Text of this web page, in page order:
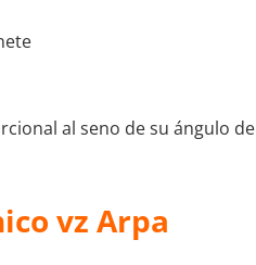
al seno de su ángulo de
vz Arpa